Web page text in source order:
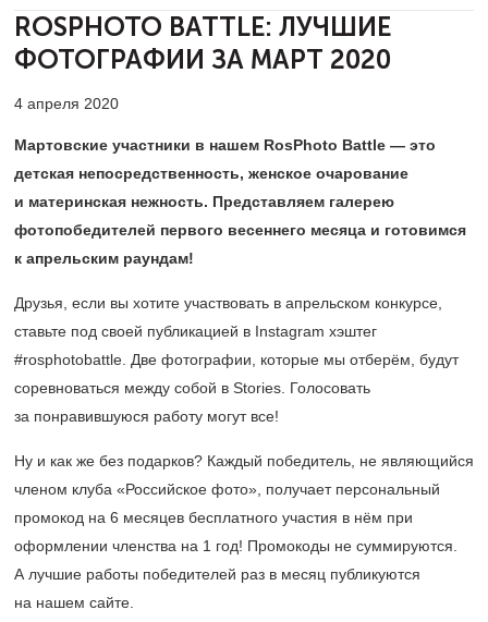
ROSPHOTO BATTLE: ЛУЧШИЕ
ФОТОГРАФИИ ЗА МАРТ 2020
4 апреля 2020
Мартовские участники в нашем RosPhoto Battle — это
детская непосредственность, женское очарование
и материнская нежность. Представляем галерею
фотопобедителей первого весеннего месяца и готовимся
к апрельским раундам!
Друзья, если вы хотите участвовать в апрельском конкурсе,
ставьте под своей публикацией в Instagram хэштег
#rosphotobattle. Две фотографии, которые мы отберём, будут
соревноваться между собой в Stories. Голосовать
за понравившуюся работу могут все!
Ну и как же без подарков? Каждый победитель, не являющийся
членом клуба «Российское фото», получает персональный
промокод на 6 месяцев бесплатного участия в нём при
оформлении членства на 1 год! Промокоды не суммируются.
А лучшие работы победителей раз в месяц публикуются
на нашем сайте.